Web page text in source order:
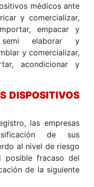
médicos ante
y comercializar,
empacar y
semi elaborar y
y comercializar,
acondicionar y
DISPOSITIVOS
las empresas
de sus
al nivel de riesgo
fracaso del
de la siguiente